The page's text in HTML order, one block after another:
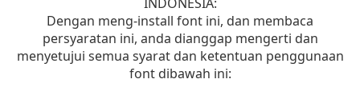
Dengan meng-install font ini, dan membaca
persyaratan ini, anda dianggap mengerti dan
menyetujui semua syarat dan ketentuan penggunaan
font dibawah ini: